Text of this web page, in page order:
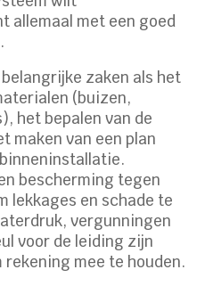
allemaal met een goed
zaken als het
(buizen,
het bepalen van de
maken van een plan
bescherming tegen
lekkages en schade te
vergunningen
voor de leiding zijn
mee te houden.